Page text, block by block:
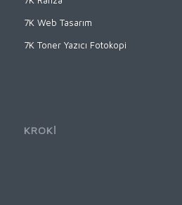
7K Web Tasarım
7K Toner Yazıcı Fotokopi
KROKİ